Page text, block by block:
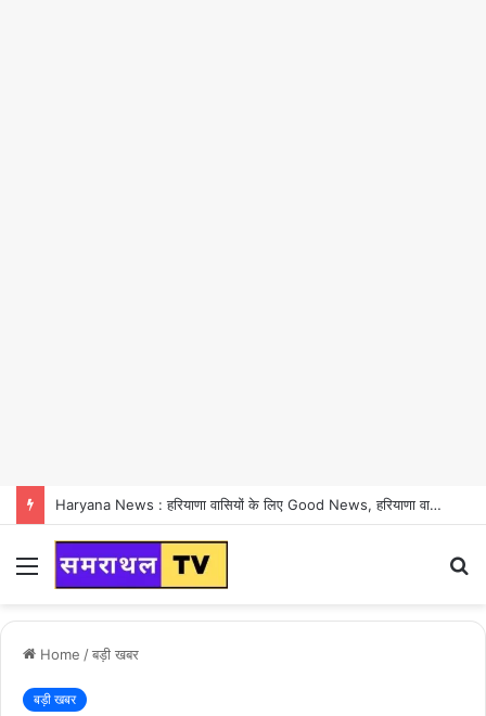
Haryana News : हरियाणा वासियों के लिए Good News, हरियाणा वासियों का गुरुग्राम में अपना घर लेने का सपना होगा साकार
Menu
Home /बड़ी खबर
बड़ी खबर